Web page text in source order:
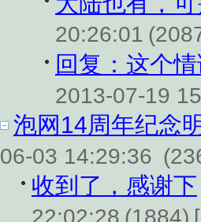
20:26:01
回复：这个
2013-07-19
泡网14周年纪念
06-03 14:29:36
收到了，感谢下
22:02:28 (1884)